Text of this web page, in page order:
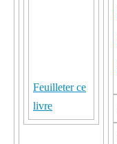
Feuilleter ce
livre